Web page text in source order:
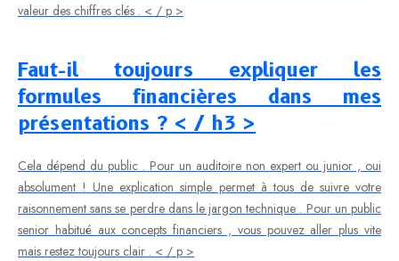
valeur des chiffres clés . < / p >
Faut-il toujours expliquer les
formules financières dans mes
présentations ? < / h3 >
Cela dépend du public . Pour un auditoire non expert ou junior , oui
absolument ! Une explication simple permet à tous de suivre votre
raisonnement sans se perdre dans le jargon technique . Pour un public
senior habitué aux concepts financiers , vous pouvez aller plus vite
mais restez toujours clair . < / p >